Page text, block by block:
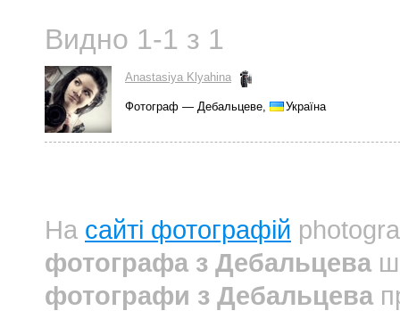
Видно 1-1 з 1
Anastasiya Klyahina
Фотограф — Дебальцеве, Україна
На сайті фотографій
фотографа з Дебальцева
фотографи з Дебальцева